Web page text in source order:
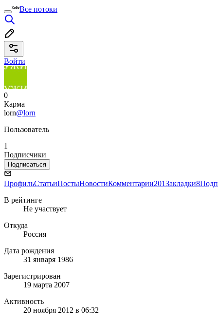
Все потоки
Войти
0
Карма
lorn@lorn
Пользователь
1
Подписчики
Подписаться
ПрофильСтатьиПостыНовостиКомментарии201Закладки8
В рейтинге
Не участвует
Откуда
Россия
Дата рождения
31 января 1986
Зарегистрирован
19 марта 2007
Активность
20 ноября 2012 в 06:32